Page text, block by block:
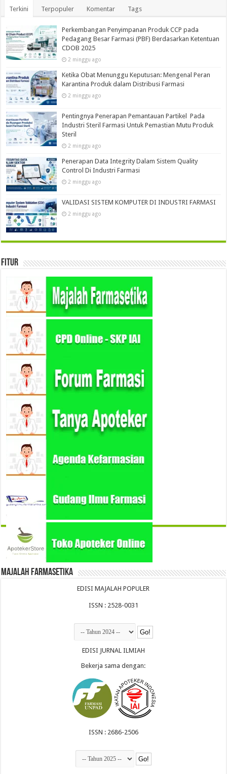
Terkini Terpopuler Komentar Tags
Perkembangan Penyimpanan Produk CCP pada
Pedagang Besar Farmasi (PBF) Berdasarkan Ketentuan
CDOB 2025
2 minggu ago
Ketika Obat Menunggu Keputusan: Mengenal Peran
Karantina Produk dalam Distribusi Farmasi
2 minggu ago
Pentingnya Penerapan Pemantauan Partikel Pada
Industri Steril Farmasi Untuk Pemastian Mutu Produk
Steril
2 minggu ago
Penerapan Data Integrity Dalam Sistem Quality
Control Di Industri Farmasi
2 minggu ago
VALIDASI SISTEM KOMPUTER DI INDUSTRI FARMASI
2 minggu ago
Fitur
Majalah Farmasetika
EDISI MAJALAH POPULER
ISSN : 2528-0031
EDISI JURNAL ILMIAH
Bekerja sama dengan:
ISSN : 2686-2506